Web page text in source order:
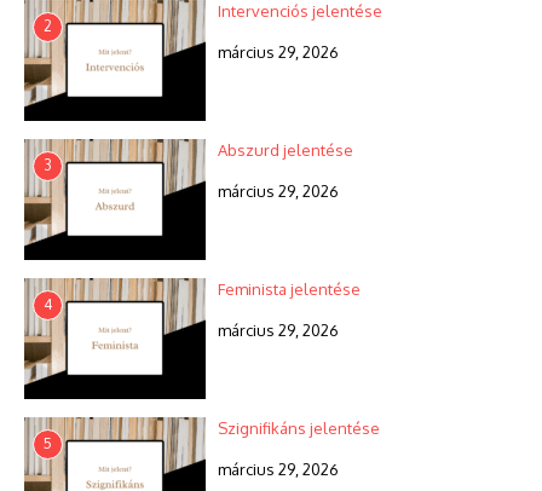
2
Intervenciós jelentése
március 29, 2026
3
Abszurd jelentése
március 29, 2026
4
Feminista jelentése
március 29, 2026
5
Szignifikáns jelentése
március 29, 2026